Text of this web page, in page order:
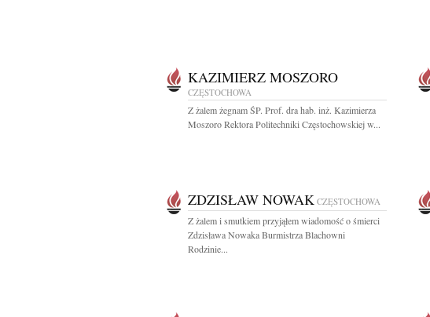
KAZIMIERZ MOSZORO
CZĘSTOCHOWA
Z żalem żegnam ŚP. Prof. dra hab. inż. Kazimierza
Moszoro Rektora Politechniki Częstochowskiej w...
ZDZISŁAW NOWAK CZĘSTOCHOWA
Z żalem i smutkiem przyjąłem wiadomość o śmierci
Zdzisława Nowaka Burmistrza Blachowni
Rodzinie...